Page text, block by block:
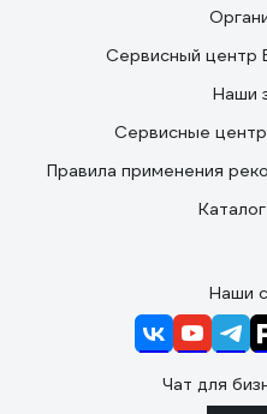
Сервисный центр
Наши
Сервисные
Правила применения
Наши
Чат для